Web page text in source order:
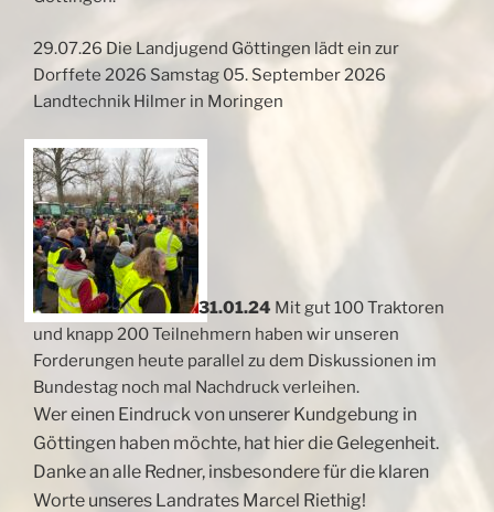
29.07.26 Die Landjugend Göttingen lädt ein zur
Dorffete 2026 Samstag 05. September 2026
Landtechnik Hilmer in Moringen
31.01.24 Mit gut 100 Traktoren
und knapp 200 Teilnehmern haben wir unseren
Forderungen heute parallel zu dem Diskussionen im
Bundestag noch mal Nachdruck verleihen.
Wer einen Eindruck von unserer Kundgebung in
Göttingen haben möchte, hat hier die Gelegenheit.
Danke an alle Redner, insbesondere für die klaren
Worte unseres Landrates Marcel Riethig!